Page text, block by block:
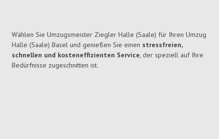
Wählen Sie Umzugsmeister Ziegler Halle (Saale) für Ihren Umzug
Halle (Saale) Basel und genießen Sie einen stressfreien,
schnellen und kosteneffizienten Service, der speziell auf Ihre
Bedürfnisse zugeschnitten ist.